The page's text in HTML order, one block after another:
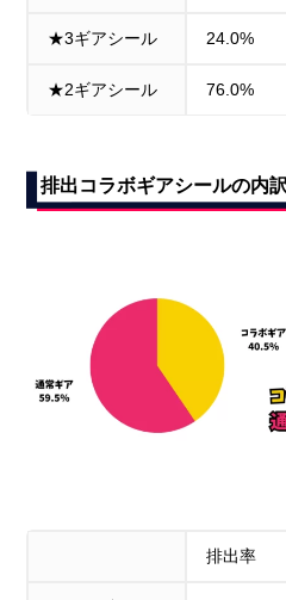
★3ギアシール 24.0%
★2ギアシール 76.0%
排出コラボギアシールの内訳
排出率